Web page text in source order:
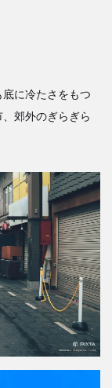
に冷たさをもつ
郊外のぎらぎら